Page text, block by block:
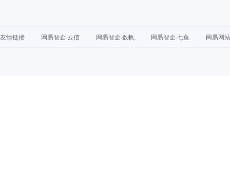
友情链接 网易智企·云信 网易智企·数帆 网易智企·七鱼 网易网